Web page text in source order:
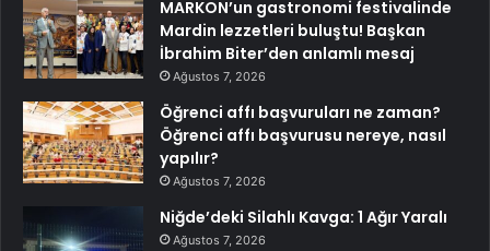
MARKON’un gastronomi festivalinde
Mardin lezzetleri buluştu! Başkan
İbrahim Biter’den anlamlı mesaj
Ağustos 7, 2026
Öğrenci affı başvuruları ne zaman?
Öğrenci affı başvurusu nereye, nasıl
yapılır?
Ağustos 7, 2026
Niğde’deki Silahlı Kavga: 1 Ağır Yaralı
Ağustos 7, 2026